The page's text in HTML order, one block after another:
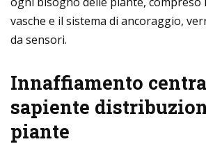
vasche e il sistema di ancoraggio,
da sensori.
Innaffiamento
sapiente
piante